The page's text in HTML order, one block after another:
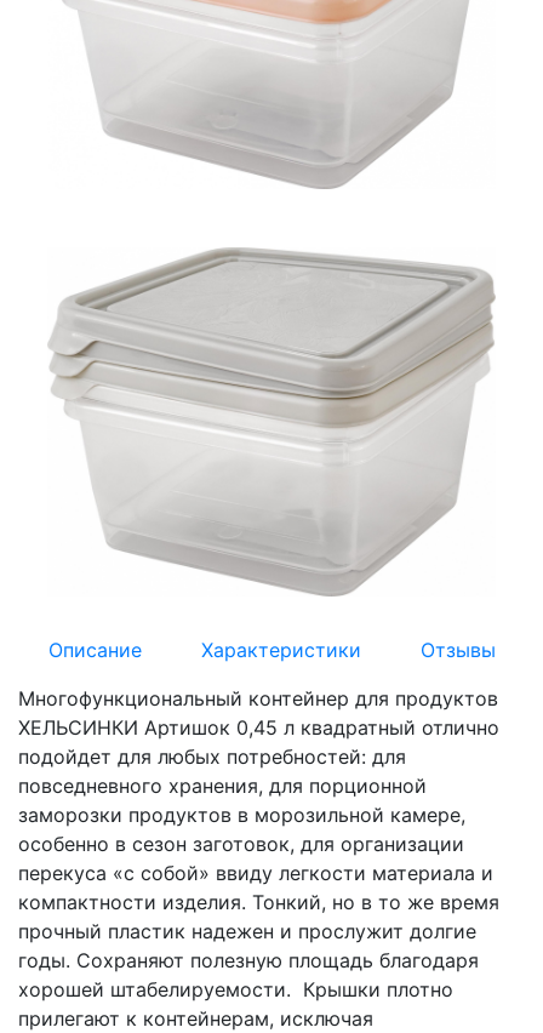
Описание Характеристики
Отзывы
Многофункциональный контейнер для продуктов
ХЕЛЬСИНКИ Артишок 0,45 л квадратный отлично
подойдет для любых потребностей: для
повседневного хранения, для порционной
заморозки продуктов в морозильной камере,
особенно в сезон заготовок, для организации
перекуса «с собой» ввиду легкости материала и
компактности изделия. Тонкий, но в то же время
прочный пластик надежен и прослужит долгие
годы. Сохраняют полезную площадь благодаря
хорошей штабелируемости. Крышки плотно
прилегают к контейнерам, исключая